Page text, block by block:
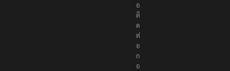
อ
ติ
ด
ต่
อ
ก
อ